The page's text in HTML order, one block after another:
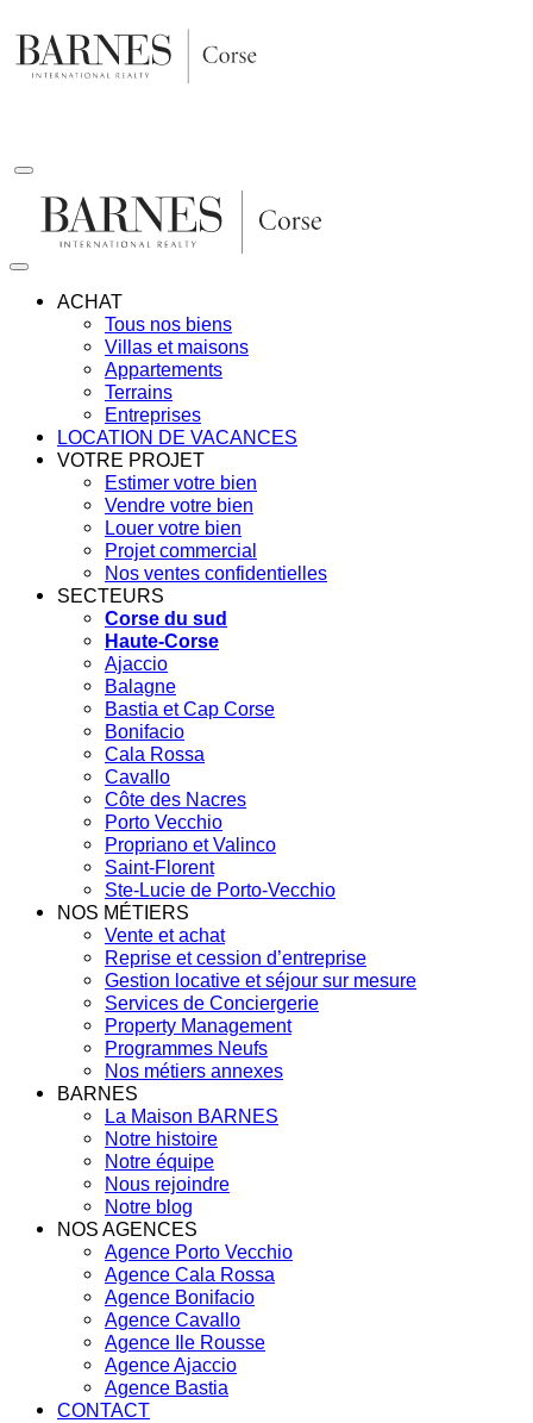
au
contenu
ACHAT
Tous nos biens
Villas et maisons
Appartements
Terrains
Entreprises
LOCATION DE VACANCES
VOTRE PROJET
Estimer votre bien
Vendre votre bien
Louer votre bien
Projet commercial
Nos ventes confidentielles
SECTEURS
Corse du sud
Haute-Corse
Ajaccio
Balagne
Bastia et Cap Corse
Bonifacio
Cala Rossa
Cavallo
Côte des Nacres
Porto Vecchio
Propriano et Valinco
Saint-Florent
Ste-Lucie de Porto-Vecchio
NOS MÉTIERS
Vente et achat
Reprise et cession d’entreprise
Gestion locative et séjour sur mesure
Services de Conciergerie
Property Management
Programmes Neufs
Nos métiers annexes
BARNES
La Maison BARNES
Notre histoire
Notre équipe
Nous rejoindre
Notre blog
NOS AGENCES
Agence Porto Vecchio
Agence Cala Rossa
Agence Bonifacio
Agence Cavallo
Agence Ile Rousse
Agence Ajaccio
Agence Bastia
CONTACT